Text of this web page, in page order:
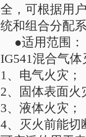
全，可根据用
统和组合分配
●适用范围：
IG541混合气
1、电气火灾；
2、固体表面火
3、液体火灾；
4、灭火前能切